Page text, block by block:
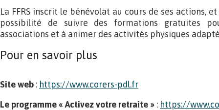
La FFRS inscrit le bénévolat au cours de ses actions,
possibilité de suivre des formations gratuites
associations et à animer des activités physiques
Pour en savoir plus
Site web : https://www.corers-pdl.fr
Le programme « Activez votre retraite » : https://